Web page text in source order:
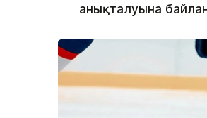
анықталуына